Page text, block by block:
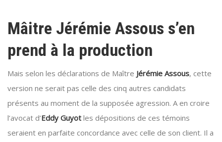
Mâitre Jérémie Assous s’en
prend à la production
Mais selon les déclarations de Maître Jérémie Assous, cette
version ne serait pas celle des cinq autres candidats
présents au moment de la supposée agression. A en croire
l’avocat d’Eddy Guyot les dépositions de ces témoins
seraient en parfaite concordance avec celle de son client. Il a